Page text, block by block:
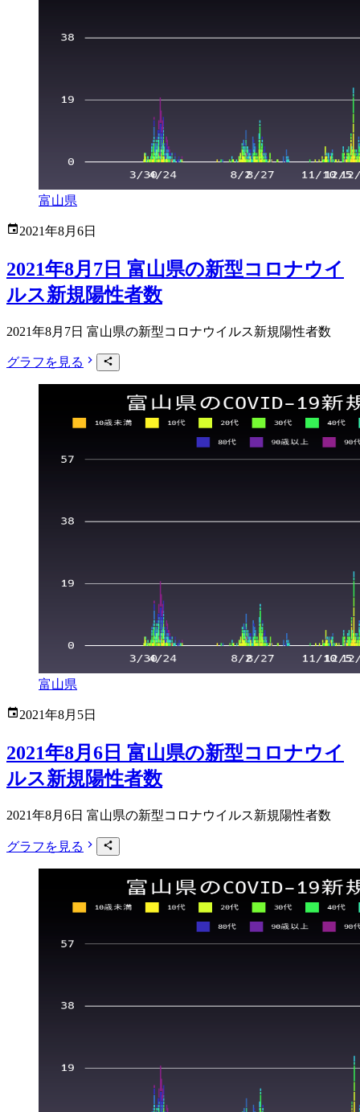
富山県
2021年8月6日
2021年8月7日 富山県の新型コロナウイ
ルス新規陽性者数
2021年8月7日 富山県の新型コロナウイルス新規陽性者数
グラフを見る
富山県
2021年8月5日
2021年8月6日 富山県の新型コロナウイ
ルス新規陽性者数
2021年8月6日 富山県の新型コロナウイルス新規陽性者数
グラフを見る